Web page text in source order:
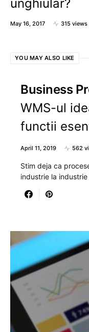
unghiular?
May 16, 2017 315 views
YOU MAY ALSO LIKE
Business
WMS-ul
functii
April 11, 2019 562
Stim deja ca
industrie la